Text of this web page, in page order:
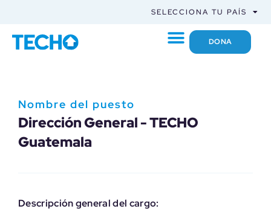
SELECCIONA TU PAÍS
DONA
Nombre del puesto
Dirección General - TECHO
Guatemala
Descripción general del cargo: